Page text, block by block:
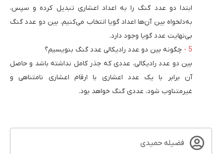
ابتدا دو عدد گنگ را به اعداد اعشاری تبدیل کرده و سپس،
به‌دلخواه بین آن‌ها اعداد گویا انتخاب می‌کنیم. بین دو عدد گنگ
بی‌نهایت عدد گویا وجود دارد.
چگونه بین دو عدد رادیکالی عدد گنگ بنویسیم؟
بین دو عدد رادیکالی، عددی که جذر کامل نداشته باشد و حاصل
آن برابر با یک عدد اعشاری با ارقام اعشاری نامتناهی و
غیرمتناوب شود، عددی گنگ خواهد بود.
فضیله حمیدی